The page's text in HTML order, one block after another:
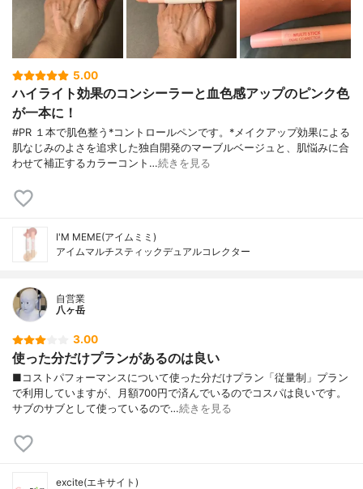
5.00
ハイライト効果のコンシーラーと血色感アップのピンク色
が一本に！
#PR １本で肌色整う*コントロールペンです。*メイクアップ効果による
肌なじみのよさを追求した独自開発のマーブルベージュと、肌悩みに合
わせて補正するカラーコント…続きを見る
I'M MEME(アイムミミ)
アイムマルチスティックデュアルコレクター
自営業
八ヶ岳
3.00
使った分だけプランがあるのは良い
■コストパフォーマンスについて使った分だけプラン「従量制」プラン
で利用していますが、月額700円で済んでいるのでコスパは良いです。
サブのサブとして使っているので…続きを見る
excite(エキサイト)